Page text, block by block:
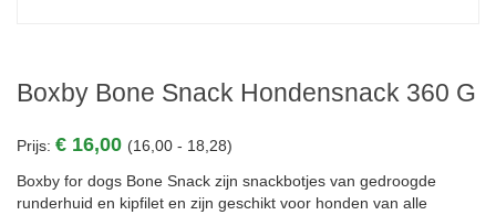
Boxby Bone Snack Hondensnack 360 G
Prijs: € 16,00 (16,00 - 18,28)
Boxby for dogs Bone Snack zijn snackbotjes van gedroogde
runderhuid en kipfilet en zijn geschikt voor honden van alle